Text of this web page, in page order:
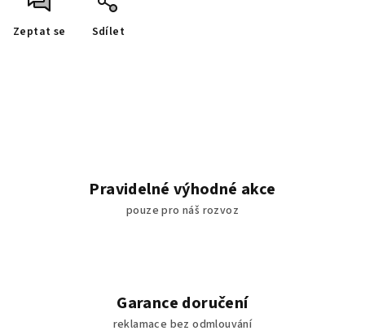
Zeptat se Sdílet
Pravidelné výhodné akce
pouze pro náš rozvoz
Garance doručení
reklamace bez odmlouvání